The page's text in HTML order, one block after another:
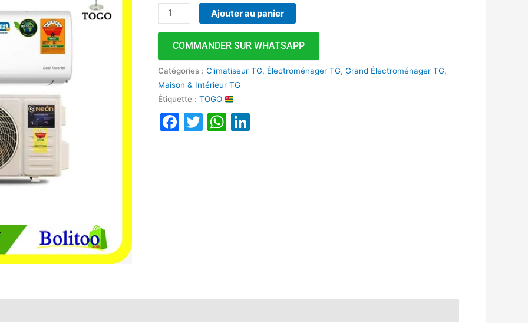
2CV
Ajouter au panier
COMMANDER SUR WHATSAPP
Catégories :Climatiseur TG, Électroménager TG,Grand Électroménager TG,
Maison & Intérieur TG
Étiquette :TOGO
Facebook
TwitterWhatsApp